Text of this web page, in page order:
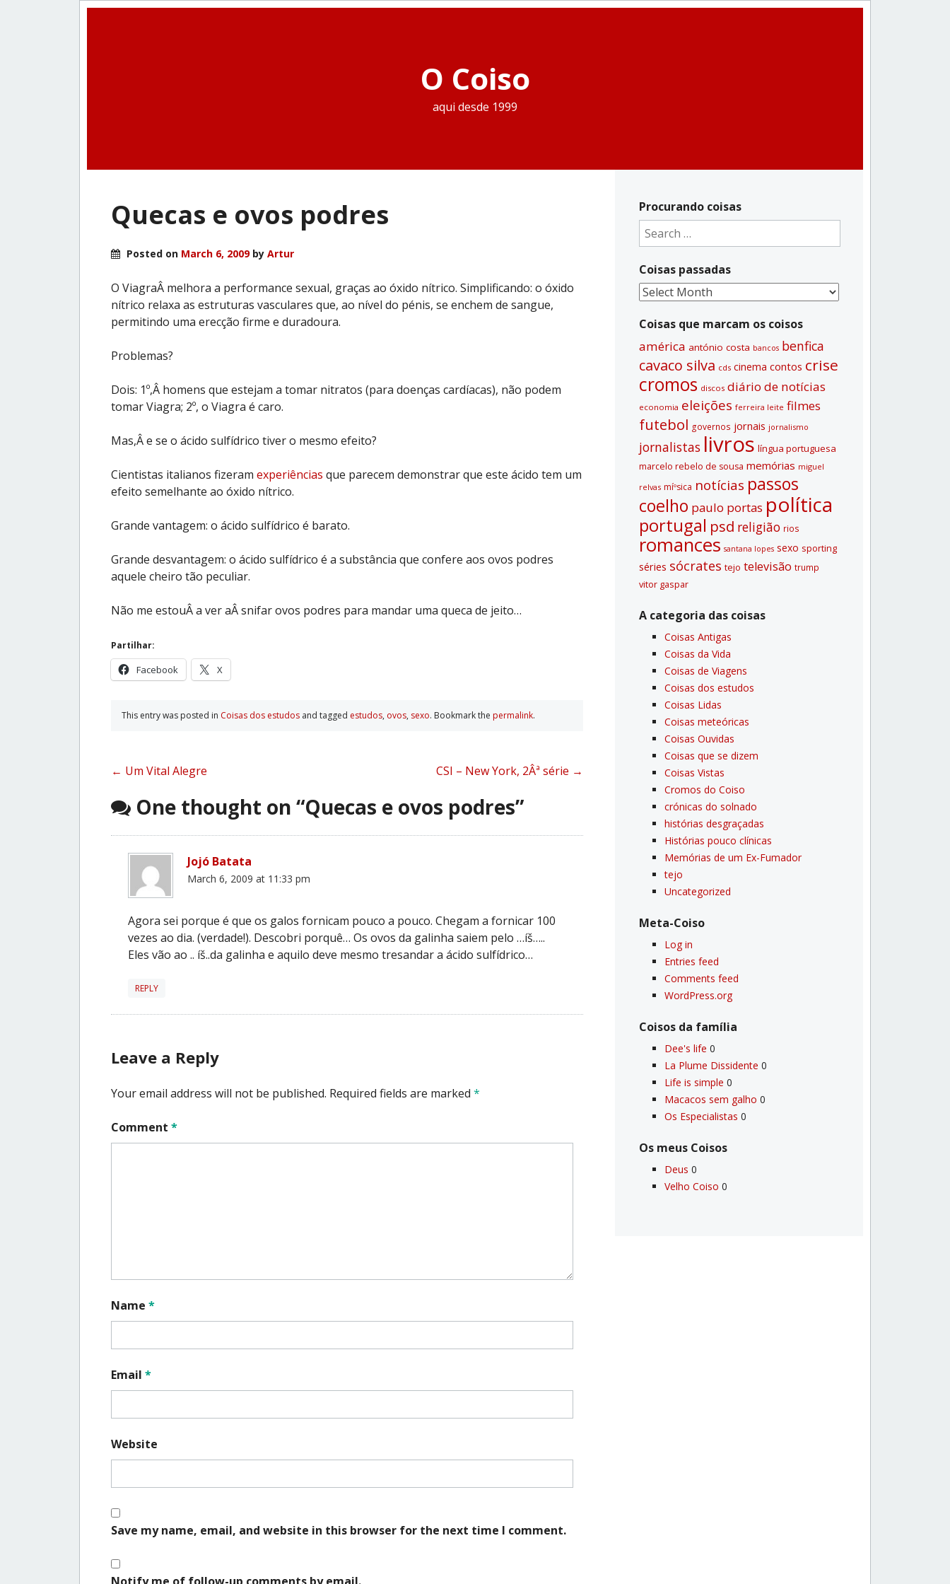
O Coiso
aqui desde 1999
Quecas e ovos podres
Posted on March 6, 2009by Artur
O ViagraÂ melhora a performance sexual, graças ao óxido nítrico. Simplificando: o óxido
nítrico relaxa as estruturas vasculares que, ao nível do pénis, se enchem de sangue,
permitindo uma erecção firme e duradoura.
Problemas?
Dois: 1º,Â homens que estejam a tomar nitratos (para doenças cardíacas), não podem
tomar Viagra; 2º, o Viagra é caro.
Mas,Â e se o ácido sulfídrico tiver o mesmo efeito?
Cientistas italianos fizeram experiências que parecem demonstrar que este ácido tem um
efeito semelhante ao óxido nítrico.
Grande vantagem: o ácido sulfídrico é barato.
Grande desvantagem: o ácido sulfídrico é a substância que confere aos ovos podres
aquele cheiro tão peculiar.
Não me estouÂ a ver aÂ snifar ovos podres para mandar uma queca de jeito…
Partilhar:
Facebook X
This entry was posted in Coisas dos estudos and tagged estudos, ovos, sexo. Bookmark the permalink.
Post
navigation
← Um Vital Alegre CSI – New York, 2Âª série →
One thought on “Quecas e ovos podres”
Jojó Batata
March 6, 2009 at 11:33 pm
Agora sei porque é que os galos fornicam pouco a pouco. Chegam a fornicar 100
vezes ao dia. (verdade!). Descobri porquê… Os ovos da galinha saiem pelo …íš…..
Eles vão ao .. íš..da galinha e aquilo deve mesmo tresandar a ácido sulfídrico…
REPLY
Leave a Reply
Your email address will not be published. Required fields are marked *
Comment *
Name *
Email *
Website
Save my name, email, and website in this browser for the next time I comment.
Procurando coisas
Search
for:
Coisas passadas
Coisas
Coisas que marcam os coisos
américa antónio costa bancos benfica
cavaco silva cds cinema contos crise
cromos discos diário de notí­cias
economia eleições ferreira leite filmes
futebol governos jornais jornalismo
jornalistas livros lí­ngua portuguesa
marcelo rebelo de sousa memórias miguel
relvas míºsica notí­cias passos
coelho paulo portas polí­tica
portugal psd religião rios
romances santana lopes sexo sporting
séries sócrates tejo televisão trump
vitor gaspar
A categoria das coisas
Coisas Antigas
Coisas da Vida
Coisas de Viagens
Coisas dos estudos
Coisas Lidas
Coisas meteóricas
Coisas Ouvidas
Coisas que se dizem
Coisas Vistas
Cromos do Coiso
crónicas do solnado
histórias desgraçadas
Histórias pouco clí­nicas
Memórias de um Ex-Fumador
tejo
Uncategorized
Meta-Coiso
Log in
Entries feed
Comments feed
WordPress.org
Coisos da famí­lia
Dee's life 0
La Plume Dissidente 0
Life is simple 0
Macacos sem galho 0
Os Especialistas 0
Os meus Coisos
Deus 0
Velho Coiso 0